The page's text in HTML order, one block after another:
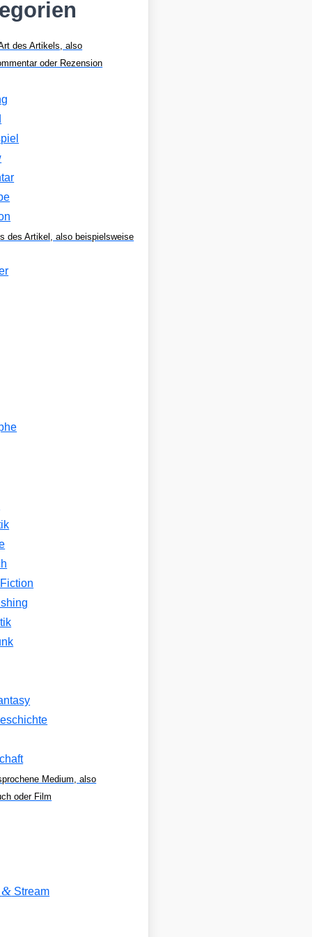
des Artikels, also
oder Rezension
des Artikel, also beispielsweise
Medium, also
oder Film
& Stream